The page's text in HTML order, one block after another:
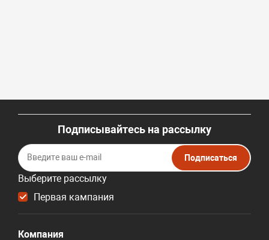
Подписывайтесь на рассылку
Выберите рассылку
Первая кампания
Подписаться
Компания